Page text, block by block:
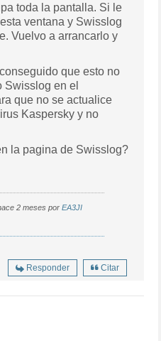
toda la pantalla. Si le
ventana y Swisslog
Vuelvo a arrancarlo y
que esto no
Swisslog en el
que no se actualice
Kaspersky y no
la pagina de Swisslog?
2 meses porEA3JI
Responder Citar